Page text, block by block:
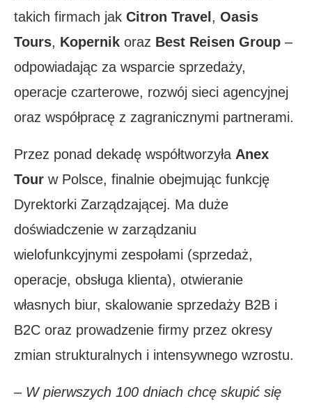
takich firmach jak Citron Travel , Oasis
Tours, Kopernik oraz Best Reisen Group –
odpowiadając za wsparcie sprzedaży,
operacje czarterowe, rozwój sieci agencyjnej
oraz współpracę z zagranicznymi partnerami.
Przez ponad dekadę współtworzyła Anex
Tour w Polsce, finalnie obejmując funkcję
Dyrektorki Zarządzającej. Ma duże
doświadczenie w zarządzaniu
wielofunkcyjnymi zespołami (sprzedaż,
operacje, obsługa klienta), otwieranie
własnych biur, skalowanie sprzedaży B2B i
B2C oraz prowadzenie firmy przez okresy
zmian strukturalnych i intensywnego wzrostu.
– W pierwszych 100 dniach chcę skupić się